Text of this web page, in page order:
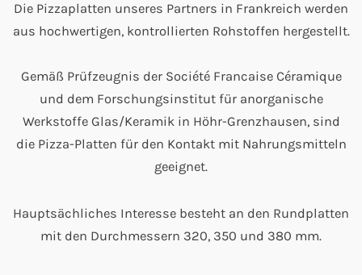
Die Pizzaplatten unseres Partners in Frankreich werden
aus hochwertigen, kontrollierten Rohstoffen hergestellt.
Gemäß Prüfzeugnis der Société Francaise Céramique
und dem Forschungsinstitut für anorganische
Werkstoffe Glas/Keramik in Höhr-Grenzhausen, sind
die Pizza-Platten für den Kontakt mit Nahrungsmitteln
geeignet.
Hauptsächliches Interesse besteht an den Rundplatten
mit den Durchmessern 320, 350 und 380 mm.